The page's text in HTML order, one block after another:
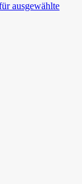
ausgewählte